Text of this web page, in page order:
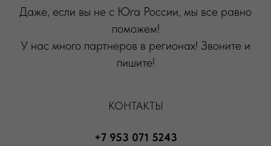
Даже, если вы не с Юга России, мы все равно
поможем!
У нас много партнеров в регионах! Звоните и
пишите!
КОНТАКТЫ
+7 953 071 5243